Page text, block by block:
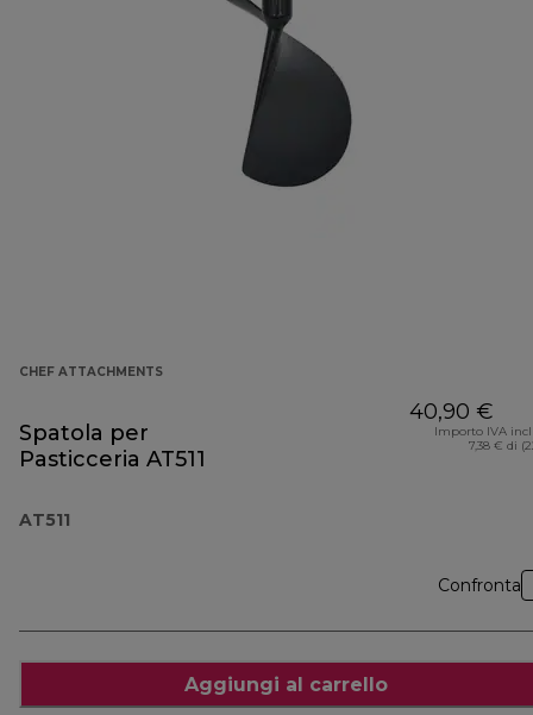
CHEF ATTACHMENTS
Spatola per
Pasticceria AT511
AT511
40,90 €
Importo IVA
7,38 € di
Confronta
Aggiungi al carrello